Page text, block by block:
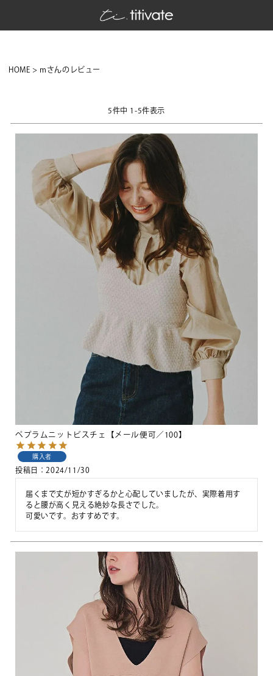
HOME mさんのレビュー
5件中 1 -5件表示
ペプラムニットビスチェ【メール便可／100】
購入者
投稿日 2024/11/30
届くまで丈が短かすぎるかと心配していましたが、実際着用す
ると腰が高く見える絶妙な長さでした。
可愛いです。おすすめです。